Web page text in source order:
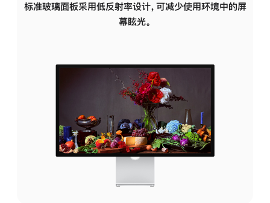
标准玻璃面板采用低反射率设计，可减少使用环境中的屏
幕眩光。